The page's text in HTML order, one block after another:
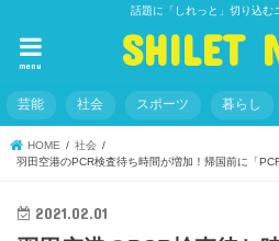
話題に「しれっと」切り込む
SHILET
menu
芸能 社会 スポーツ 暮らし
HOME
社会
羽田空港のPCR検査待ち時間が増加！帰国前に「
2021.02.01